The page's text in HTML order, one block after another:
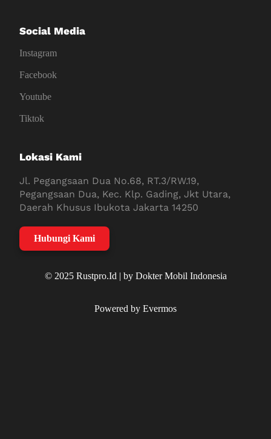
Social Media
Instagram
Facebook
Youtube
Tiktok
Lokasi Kami
Jl. Pegangsaan Dua No.68, RT.3/RW.19,
Pegangsaan Dua, Kec. Klp. Gading, Jkt Utara,
Daerah Khusus Ibukota Jakarta 14250
Hubungi Kami
© 2025 Rustpro.Id | by Dokter Mobil Indonesia
Powered by Evermos